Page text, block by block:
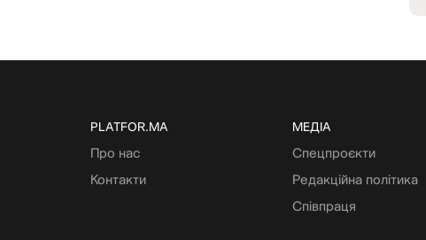
PLATFOR.MA
Про нас
Контакти
МЕДІА
Спецпроєкти
Редакційна політика
Співпраця